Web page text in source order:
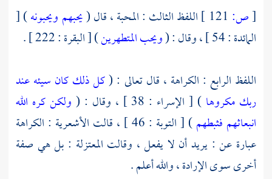
[ص: اللفظ الثالث : المحبة ، قال (يحبهم ويحبونه) [
المائدة : 54 ] ، وقال : (
ويحب المتطهرين) [ البقرة : 222 ] .
اللفظ الرابع : الكراهة ، قال تعالى : (كل ذلك كان سيئه عند
ربك مكروها) [ الإسراء : 38 ] ، وقال : (
ولكن كره الله
انبعاثهم فثبطهم) [ التوبة : 46 ] ، قالت الأشعرية : الكراهة
عبارة عن : يريد أن لا يفعل ، وقالت المعتزلة : بل هي صفة
أخرى سوى الإرادة ، والله أعلم .